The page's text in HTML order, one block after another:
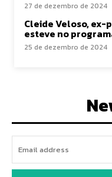
27 de dezembro de 2024
Cleide Veloso, ex-
esteve no
25 de dezembro de 2024